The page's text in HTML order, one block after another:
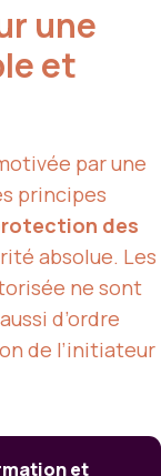
une
et
par une
principes
des
absolue. Les
ne sont
d’ordre
de l’initiateur
et